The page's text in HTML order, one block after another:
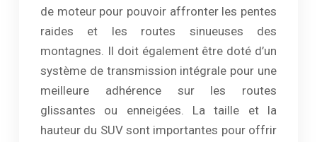
de moteur pour pouvoir affronter les pentes
raides et les routes sinueuses des
montagnes. Il doit également être doté d’un
système de transmission intégrale pour une
meilleure adhérence sur les routes
glissantes ou enneigées. La taille et la
hauteur du SUV sont importantes pour offrir